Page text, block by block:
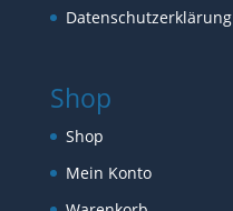
Datenschutzerklärung
Shop
Shop
Mein Konto